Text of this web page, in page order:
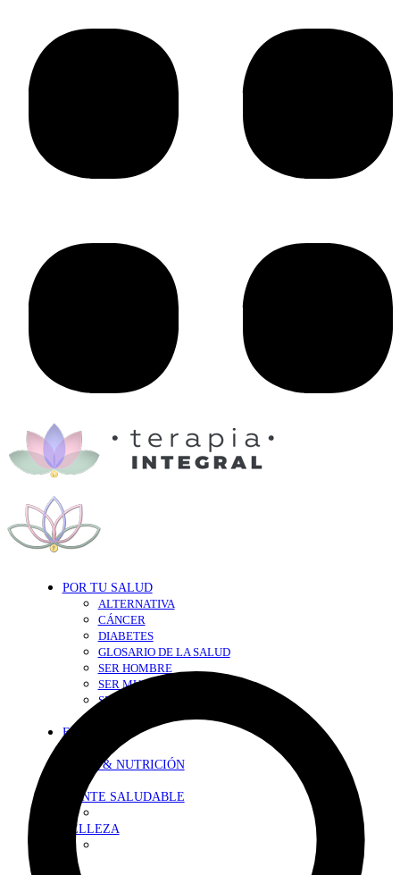
POR TU SALUD
ALTERNATIVA
CÁNCER
DIABETES
GLOSARIO DE LA SALUD
SER HOMBRE
SER MUJER
SEXY-SALUD
EN FORMA
DIETA & NUTRICIÓN
MENTE SALUDABLE
BELLEZA